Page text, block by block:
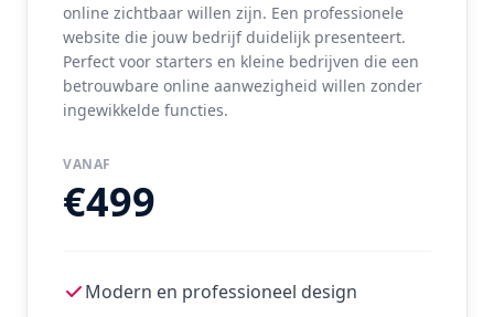
online zichtbaar willen zijn. Een professionele
website die jouw bedrijf duidelijk presenteert.
Perfect voor starters en kleine bedrijven die een
betrouwbare online aanwezigheid willen zonder
ingewikkelde functies.
VANAF
€499
Modern en professioneel design